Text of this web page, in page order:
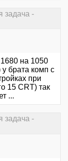
задача -
на 1050
брата комп с
при
15 CRT) так
...
задача -